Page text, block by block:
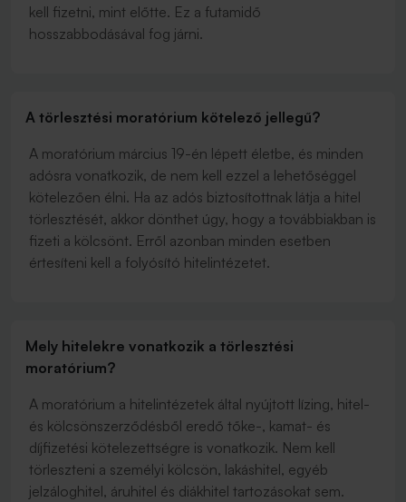
kell fizetni, mint előtte. Ez a futamidő
hosszabbodásával fog járni.
A törlesztési moratórium kötelező jellegű?
A moratórium március 19-én lépett életbe, és minden
adósra vonatkozik, de nem kell ezzel a lehetőséggel
kötelezően élni. Ha az adós biztosítottnak látja a hitel
törlesztését, akkor dönthet úgy, hogy a továbbiakban is
fizeti a kölcsönt. Erről azonban minden esetben
értesíteni kell a folyósító hitelintézetet.
Mely hitelekre vonatkozik a törlesztési
moratórium?
A moratórium a hitelintézetek által nyújtott lízing, hitel-
és kölcsönszerződésből eredő tőke-, kamat- és
díjfizetési kötelezettségre is vonatkozik. Nem kell
törleszteni a személyi kölcsön, lakáshitel, egyéb
jelzáloghitel, áruhitel és diákhitel tartozásokat sem.